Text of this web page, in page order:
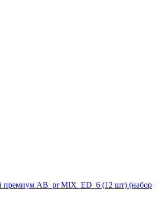
премиум AB_pr MIX_ED_6 (12 шт) (набор